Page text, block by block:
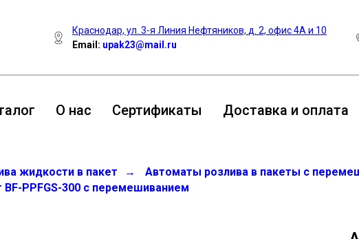
Краснодар, ул. 3-я Линия Нефтяников, д. 2, офис 4А и 10
Email: upak23@mail.ru
О нас Сертификаты Доставка и оплата
жидкости в пакет → Автоматы розлива в пакеты с
PPFGS-300 с перемешиванием